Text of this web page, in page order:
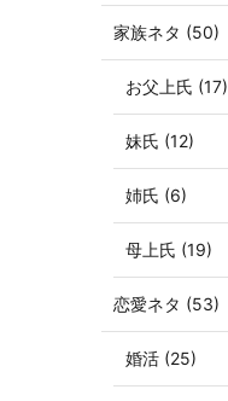
家族ネタ (50)
お父上氏 (17)
妹氏 (12)
姉氏 (6)
母上氏 (19)
恋愛ネタ (53)
婚活 (25)